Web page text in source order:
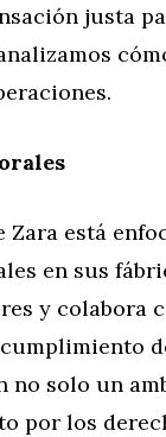
justa
Zara está
en sus
y colabora
no solo un
por los